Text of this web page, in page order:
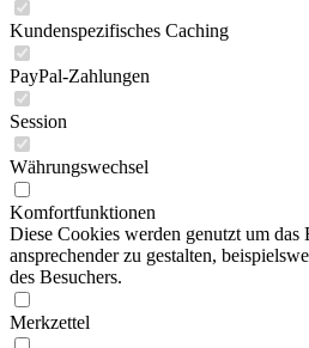
Kundenspezifisches Caching
PayPal-Zahlungen
Session
Währungswechsel
Komfortfunktionen
Diese Cookies werden genutzt um das
ansprechender zu gestalten,
des Besuchers.
Merkzettel